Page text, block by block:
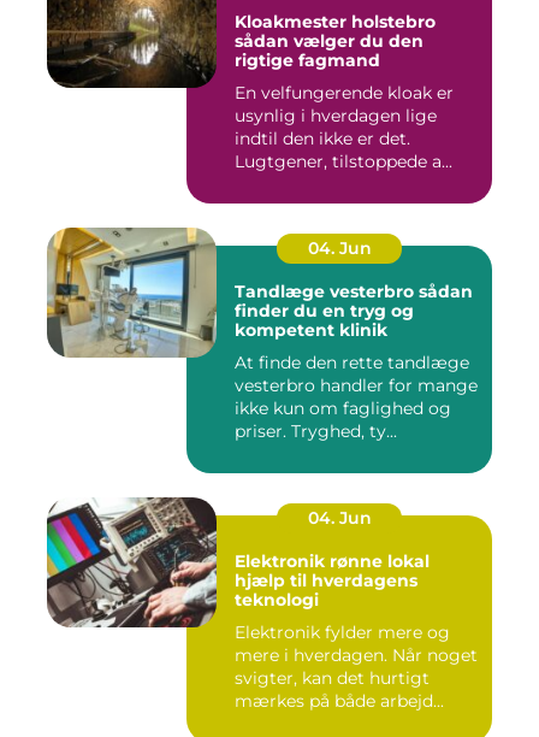
Kloakmester holstebro
sådan vælger du den
rigtige fagmand
En velfungerende kloak er
usynlig i hverdagen lige
indtil den ikke er det.
Lugtgener, tilstoppede a...
04. Jun
Tandlæge vesterbro sådan
finder du en tryg og
kompetent klinik
At finde den rette tandlæge
vesterbro handler for mange
ikke kun om faglighed og
priser. Tryghed, ty...
04. Jun
Elektronik rønne lokal
hjælp til hverdagens
teknologi
Elektronik fylder mere og
mere i hverdagen. Når noget
svigter, kan det hurtigt
mærkes på både arbejd...